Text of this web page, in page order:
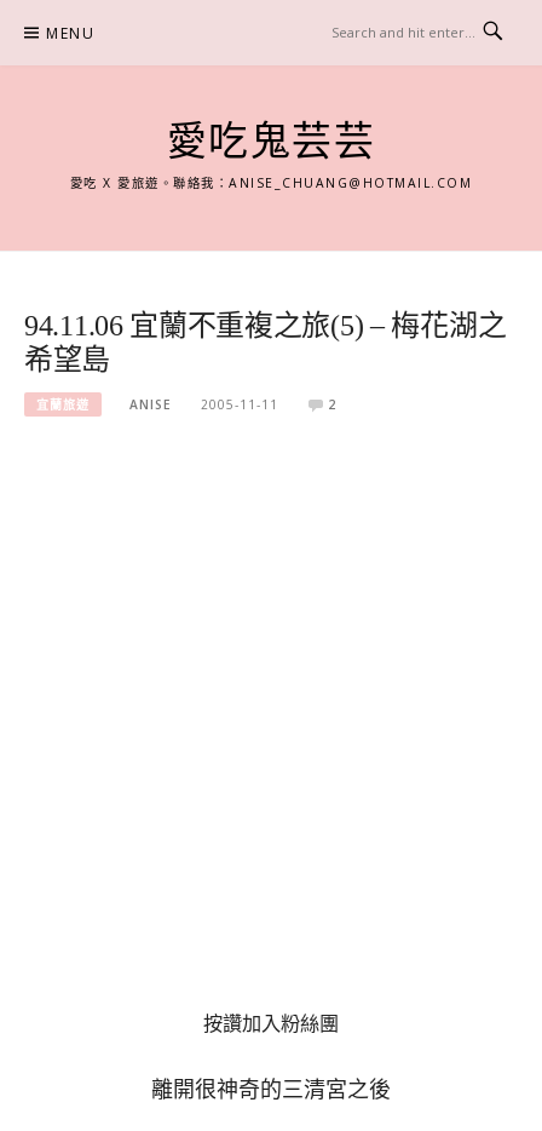
content
MENU
愛吃鬼芸芸
愛吃 X 愛旅遊。聯絡我：ANISE_CHUANG@HOTMAIL.COM
94.11.06 宜蘭不重複之旅(5) – 梅花湖之
希望島
宜蘭旅遊 ANISE 2005-11-11 2
按讚加入粉絲團
離開很神奇的三清宮之後